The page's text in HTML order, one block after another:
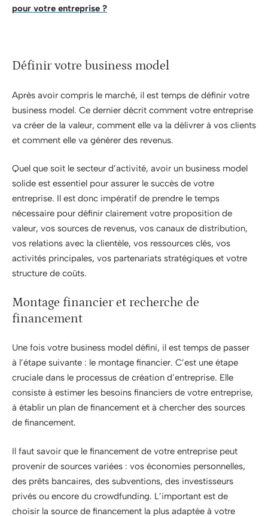
pour votre entreprise ?
Définir votre business model
Après avoir compris le marché, il est temps de définir votre
business model. Ce dernier décrit comment votre entreprise
va créer de la valeur, comment elle va la délivrer à vos clients
et comment elle va générer des revenus.
Quel que soit le secteur d’activité, avoir un business model
solide est essentiel pour assurer le succès de votre
entreprise. Il est donc impératif de prendre le temps
nécessaire pour définir clairement votre proposition de
valeur, vos sources de revenus, vos canaux de distribution,
vos relations avec la clientèle, vos ressources clés, vos
activités principales, vos partenariats stratégiques et votre
structure de coûts.
Montage financier et recherche de
financement
Une fois votre business model défini, il est temps de passer
à l’étape suivante : le montage financier. C’est une étape
cruciale dans le processus de création d’entreprise. Elle
consiste à estimer les besoins financiers de votre entreprise,
à établir un plan de financement et à chercher des sources
de financement.
Il faut savoir que le financement de votre entreprise peut
provenir de sources variées : vos économies personnelles,
des prêts bancaires, des subventions, des investisseurs
privés ou encore du crowdfunding. L’important est de
choisir la source de financement la plus adaptée à votre